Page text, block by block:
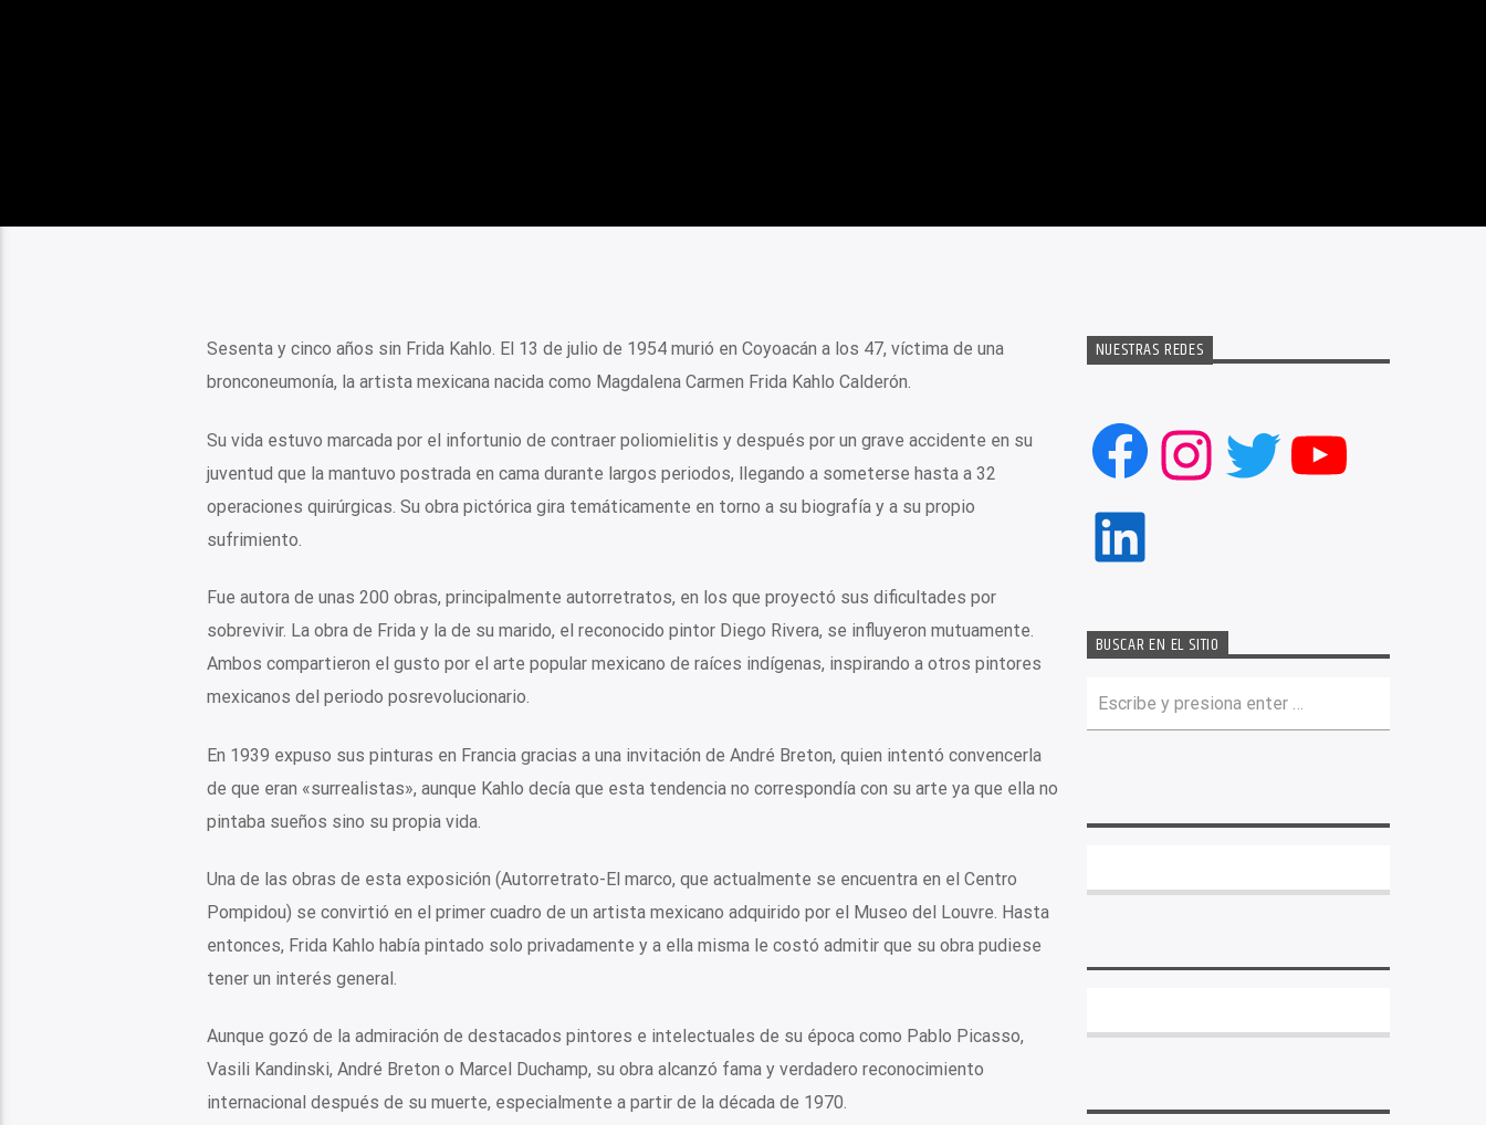
Sesenta y cinco años sin Frida Kahlo. El 13 de julio de 1954 murió en Coyoacán a los 47, víctima de una
bronconeumonía, la artista mexicana nacida como Magdalena Carmen Frida Kahlo Calderón.
Su vida estuvo marcada por el infortunio de contraer poliomielitis y después por un grave accidente en su
juventud que la mantuvo postrada en cama durante largos periodos, llegando a someterse hasta a 32
operaciones quirúrgicas. Su obra pictórica gira temáticamente en torno a su biografía y a su propio
sufrimiento.
Fue autora de unas 200 obras, principalmente autorretratos, en los que proyectó sus dificultades por
sobrevivir. La obra de Frida y la de su marido, el reconocido pintor Diego Rivera, se influyeron mutuamente.
Ambos compartieron el gusto por el arte popular mexicano de raíces indígenas, inspirando a otros pintores
mexicanos del periodo posrevolucionario.
En 1939 expuso sus pinturas en Francia gracias a una invitación de André Breton, quien intentó convencerla
de que eran «surrealistas», aunque Kahlo decía que esta tendencia no correspondía con su arte ya que ella no
pintaba sueños sino su propia vida.
Una de las obras de esta exposición (Autorretrato-El marco, que actualmente se encuentra en el Centro
Pompidou) se convirtió en el primer cuadro de un artista mexicano adquirido por el Museo del Louvre. Hasta
entonces, Frida Kahlo había pintado solo privadamente y a ella misma le costó admitir que su obra pudiese
tener un interés general.
Aunque gozó de la admiración de destacados pintores e intelectuales de su época como Pablo Picasso,
Vasili Kandinski, André Breton o Marcel Duchamp, su obra alcanzó fama y verdadero reconocimiento
internacional después de su muerte, especialmente a partir de la década de 1970.
NUESTRAS REDES
Facebook
Instagram
Twitter
LinkedIn
BUSCAR EN EL SITIO